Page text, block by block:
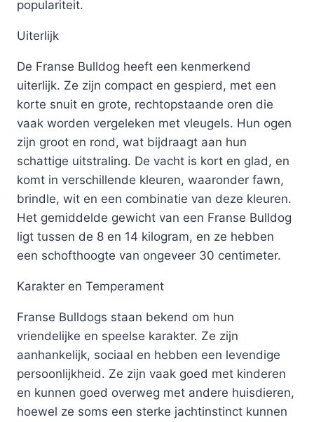
populariteit.
Uiterlijk
De Franse Bulldog heeft een kenmerkend
uiterlijk. Ze zijn compact en gespierd, met een
korte snuit en grote, rechtopstaande oren die
vaak worden vergeleken met vleugels. Hun ogen
zijn groot en rond, wat bijdraagt aan hun
schattige uitstraling. De vacht is kort en glad, en
komt in verschillende kleuren, waaronder fawn,
brindle, wit en een combinatie van deze kleuren.
Het gemiddelde gewicht van een Franse Bulldog
ligt tussen de 8 en 14 kilogram, en ze hebben
een schofthoogte van ongeveer 30 centimeter.
Karakter en Temperament
Franse Bulldogs staan bekend om hun
vriendelijke en speelse karakter. Ze zijn
aanhankelijk, sociaal en hebben een levendige
persoonlijkheid. Ze zijn vaak goed met kinderen
en kunnen goed overweg met andere huisdieren,
hoewel ze soms een sterke jachtinstinct kunnen